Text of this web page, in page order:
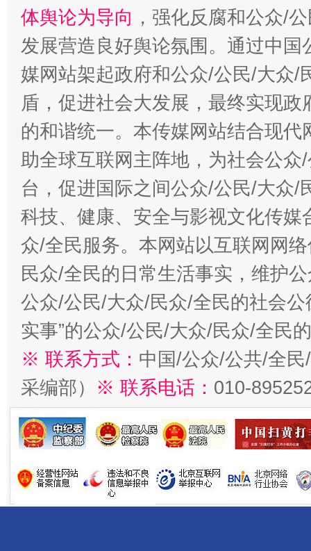
体舆论为导向 ，强化反腐和公众/
发展营造良好舆论氛围。通过中
媒网站架起政府和公众/公民/大众/
盾，促进社会大发展，最终实现
的和谐统一。本传媒网站结合现
助全球互联网主阵地，为社会公
台，促进国际之间公众/公民/大众/
科技、健康、安全与影视文化传
众/全民服务。本网站以互联网网
民众/全民的日常生活事实，维护
公众/公民/大众/民众/全民的社会公
实事”的公众/公民/大众/民众/全民
※ 联系方式： 中国/公众/公共/全
采编部） ※ 联系电话： 010-